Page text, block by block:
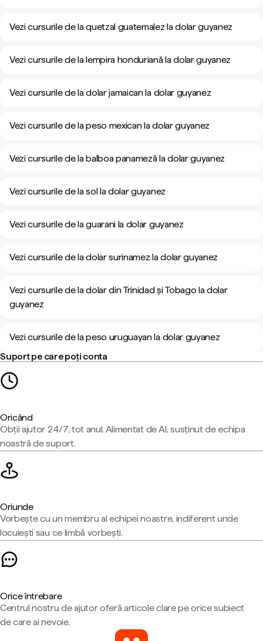
Vezi cursurile de la quetzal guatemalez la dolar guyanez
Vezi cursurile de la lempira honduriană la dolar guyanez
Vezi cursurile de la dolar jamaican la dolar guyanez
Vezi cursurile de la peso mexican la dolar guyanez
Vezi cursurile de la balboa panameză la dolar guyanez
Vezi cursurile de la sol la dolar guyanez
Vezi cursurile de la guarani la dolar guyanez
Vezi cursurile de la dolar surinamez la dolar guyanez
Vezi cursurile de la dolar din Trinidad și Tobago la dolar
guyanez
Vezi cursurile de la peso uruguayan la dolar guyanez
Suport pe care poți conta
Oricând
Obții ajutor 24/7, tot anul. Alimentat de AI, susținut de echipa
noastră de suport.
Oriunde
Vorbește cu un membru al echipei noastre, indiferent unde
locuiești sau ce limbă vorbești.
Orice întrebare
Centrul nostru de ajutor oferă articole clare pe orice subiect
de care ai nevoie.